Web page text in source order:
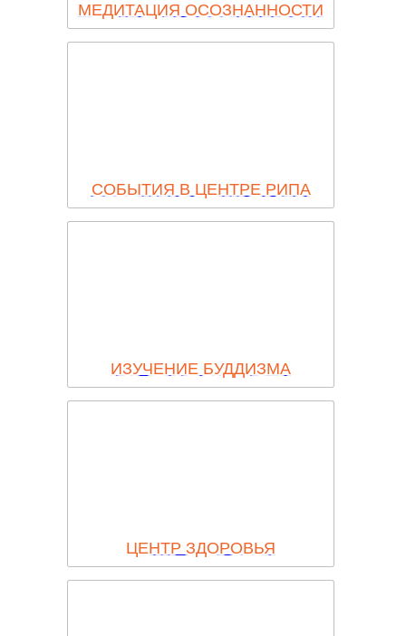
МЕДИТАЦИЯ ОСОЗНАННОСТИ
СОБЫТИЯ В ЦЕНТРЕ РИПА
ИЗУЧЕНИЕ БУДДИЗМА
ЦЕНТР ЗДОРОВЬЯ